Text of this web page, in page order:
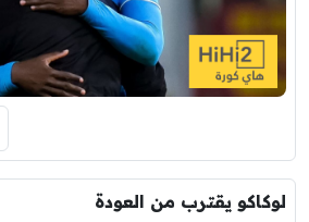
لوكاكو يقترب من العودة